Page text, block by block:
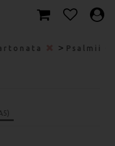
> Psalmii